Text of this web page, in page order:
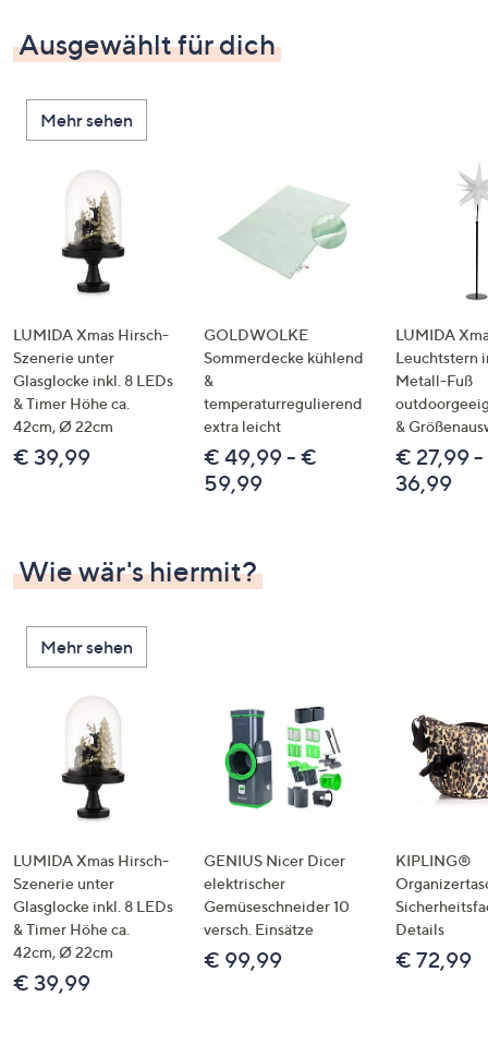
Ausgewählt für dich
Mehr sehen
LUMIDA Xmas Hirsch-
Szenerie unter
Glasglocke inkl. 8 LEDs
& Timer Höhe ca.
42cm, Ø 22cm
€ 39,99
GOLDWOLKE
Sommerdecke kühlend
&
temperaturregulierend
extra leicht
€ 49,99 - €
59,99
LUMIDA
Leuchtstern
Metall-Fuß
&
€ 27,99
36,99
Wie wär's hiermit?
Mehr sehen
LUMIDA Xmas Hirsch-
Szenerie unter
Glasglocke inkl. 8 LEDs
& Timer Höhe ca.
42cm, Ø 22cm
€ 39,99
GENIUS Nicer Dicer
elektrischer
Gemüseschneider 10
versch. Einsätze
€ 99,99
KIPLING®
Details
€ 72,99